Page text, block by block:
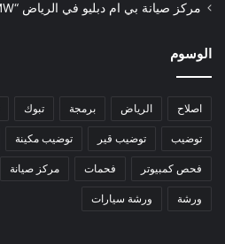
مركز صيانة بي ام دبليو في الرياض “BMW”
الوسوم
اصلاح الرياض برمجة تبوك
توضيب توضيب قير توضيب مكينة
فحص كمبيوتر فحمات مركز صيانة
ورشة ورشة سيارات